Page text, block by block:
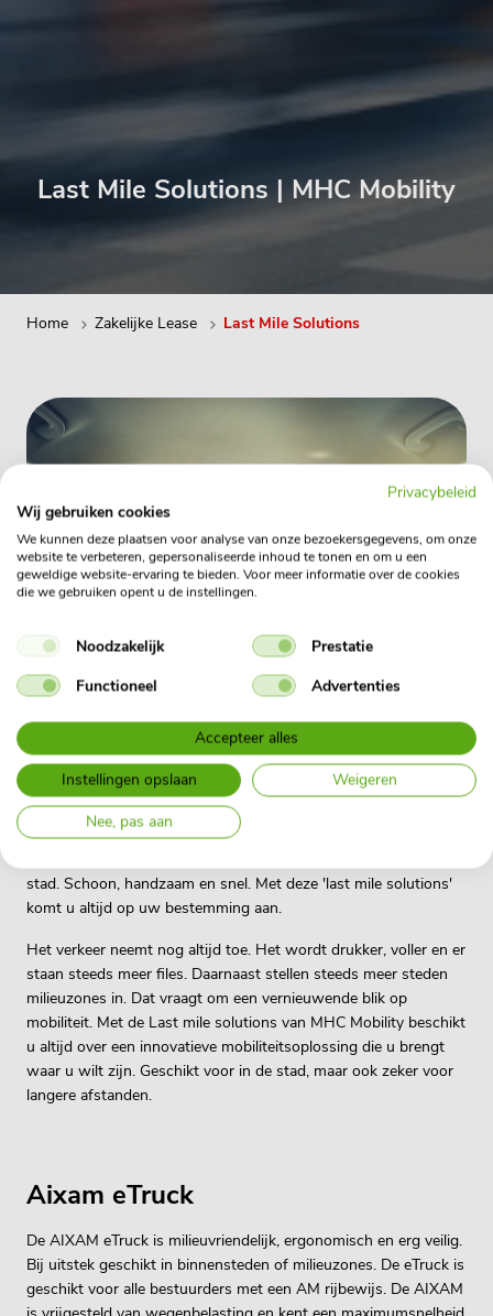
Last Mile Solutions | MHC Mobility
Home Zakelijke Lease Last Mile Solutions
Kwestie van slim
manoeuvreren
stad. Schoon, handzaam en snel. Met deze 'last mile solutions'
komt u altijd op uw bestemming aan.
Het verkeer neemt nog altijd toe. Het wordt drukker, voller en er
staan steeds meer files. Daarnaast stellen steeds meer steden
milieuzones in. Dat vraagt om een vernieuwende blik op
mobiliteit. Met de Last mile solutions van MHC Mobility beschikt
u altijd over een innovatieve mobiliteitsoplossing die u brengt
waar u wilt zijn. Geschikt voor in de stad, maar ook zeker voor
langere afstanden.
Aixam eTruck
De AIXAM eTruck is milieuvriendelijk, ergonomisch en erg veilig.
Bij uitstek geschikt in binnensteden of milieuzones. De eTruck is
geschikt voor alle bestuurders met een AM rijbewijs. De AIXAM
Privacybeleid
Wij gebruiken cookies
We kunnen deze plaatsen voor analyse van onze bezoekersgegevens, om onze
website te verbeteren, gepersonaliseerde inhoud te tonen en om u een
geweldige website-ervaring te bieden. Voor meer informatie over de cookies
die we gebruiken opent u de instellingen.
Noodzakelijk
Prestatie
Functioneel
Advertenties
Accepteer alles
Instellingen opslaan
Weigeren
Nee, pas aan